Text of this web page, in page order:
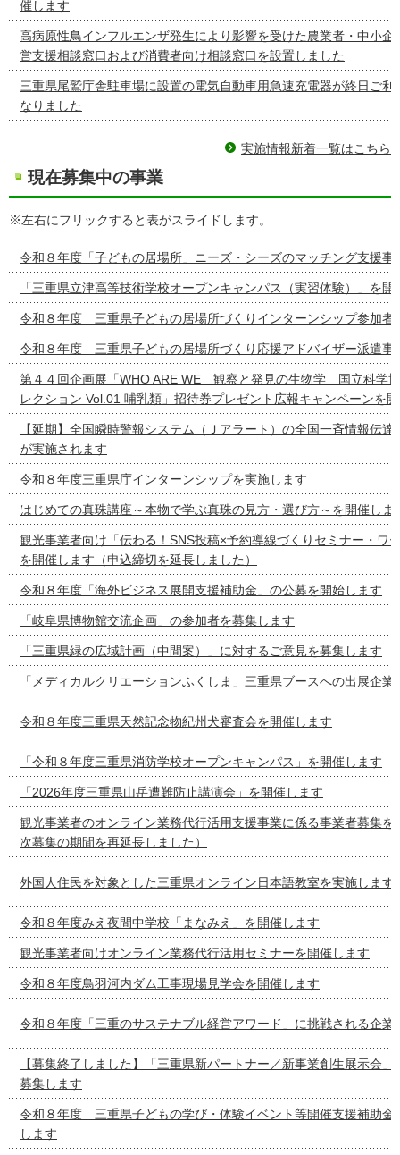
催します
高病原性鳥インフルエンザ発生により影響を受けた農業者・中小企
営支援相談窓口および消費者向け相談窓口を設置しました
三重県尾鷲庁舎駐車場に設置の電気自動車用急速充電器が終日ご利
なりました
実施情報新着一覧はこちら
現在募集中の事業
※左右にフリックすると表がスライドします。
令和８年度「子どもの居場所」ニーズ・シーズのマッチング支援事
「三重県立津高等技術学校オープンキャンパス（実習体験）」を開
令和８年度 三重県子どもの居場所づくりインターンシップ参加者
令和８年度 三重県子どもの居場所づくり応援アドバイザー派遣事
第４４回企画展「WHO ARE WE 観察と発見の生物学 国立科学
レクション Vol.01 哺乳類」招待券プレゼント広報キャンペーンを
【延期】全国瞬時警報システム（Ｊアラート）の全国一斉情報伝
が実施されます
令和８年度三重県庁インターンシップを実施します
はじめての真珠講座～本物で学ぶ真珠の見方・選び方～を開催しま
観光事業者向け「伝わる！SNS投稿×予約導線づくりセミナー・ワ
を開催します（申込締切を延長しました）
令和８年度「海外ビジネス展開支援補助金」の公募を開始します
「岐阜県博物館交流企画」の参加者を募集します
「三重県緑の広域計画（中間案）」に対するご意見を募集します
「メディカルクリエーションふくしま」三重県ブースへの出展企業
令和８年度三重県天然記念物紀州犬審査会を開催します
「令和８年度三重県消防学校オープンキャンパス」を開催します
「2026年度三重県山岳遭難防止講演会」を開催します
観光事業者のオンライン業務代行活用支援事業に係る事業者募集を
次募集の期間を再延長しました）
外国人住民を対象とした三重県オンライン日本語教室を実施します
令和８年度みえ夜間中学校「まなみえ」を開催します
観光事業者向けオンライン業務代行活用セミナーを開催します
令和８年度鳥羽河内ダム工事現場見学会を開催します
令和８年度「三重のサステナブル経営アワード」に挑戦される企業
【募集終了しました】「三重県新パートナー／新事業創生展示会
募集します
令和８年度 三重県子どもの学び・体験イベント等開催支援補助金
します